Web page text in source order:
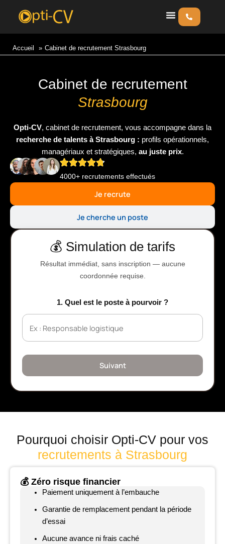
Accueil Cabinet de recrutement Strasbourg
Cabinet de recrutement
Strasbourg
Opti-CV, cabinet de recrutement, vous accompagne dans la
recherche de talents à Strasbourg : profils opérationnels,
managériaux et stratégiques, au juste prix.
4000+ recrutements effectués
Je recrute
Je cherche un poste
💰 Simulation de tarifs
Résultat immédiat, sans inscription — aucune
coordonnée requise.
1. Quel est le poste à pourvoir ?
Suivant
Pourquoi choisir Opti-CV pour vos
recrutements à Strasbourg
💰 Zéro risque financier
Paiement uniquement à l’embauche
Garantie de remplacement pendant la période
d’essai
Aucune avance ni frais caché